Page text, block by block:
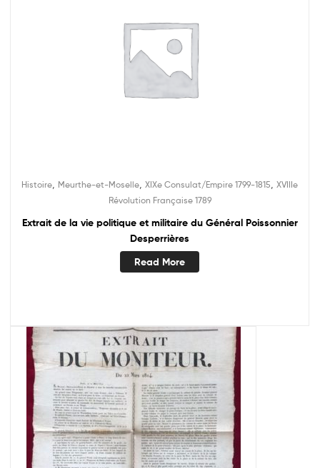
Histoire Meurthe-et-Moselle XIXe Consulat/Empire 1799-1815 XVIIIe
Révolution Française 1789
Extrait de la vie politique et militaire du Général Poissonnier
Desperrières
Read More